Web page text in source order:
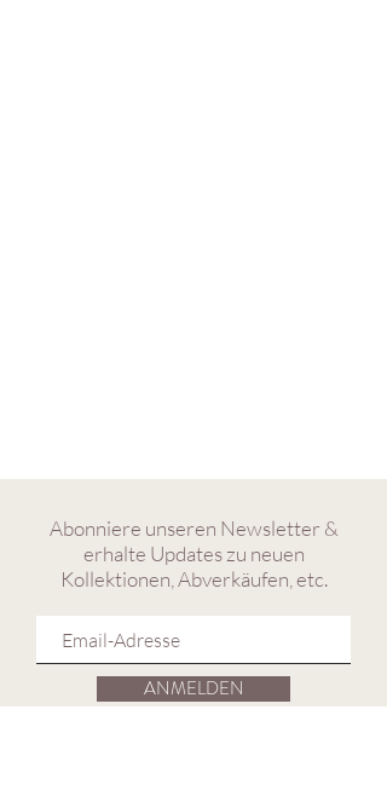
Abonniere unseren Newsletter &
erhalte Updates zu neuen
Kollektionen, Abverkäufen, etc.
ANMELDEN